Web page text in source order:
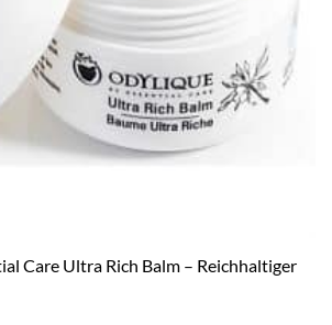
Care Ultra Rich Balm – Reichhaltiger